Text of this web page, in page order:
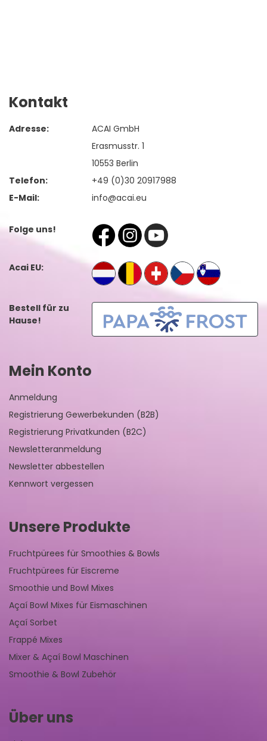
Kontakt
Adresse:
ACAI GmbH
Erasmusstr. 1
10553 Berlin
Telefon:
+49 (0)30 20917988
E-Mail:
info@acai.eu
Folge uns!
Acai EU:
Bestell für zu
Hause!
Mein Konto
Anmeldung
Registrierung Gewerbekunden (B2B)
Registrierung Privatkunden (B2C)
Newsletteranmeldung
Newsletter abbestellen
Kennwort vergessen
Unsere Produkte
Fruchtpürees für Smoothies & Bowls
Fruchtpürees für Eiscreme
Smoothie und Bowl Mixes
Açaí Bowl Mixes für Eismaschinen
Açaí Sorbet
Frappé Mixes
Mixer & Açaí Bowl Maschinen
Smoothie & Bowl Zubehör
Über uns